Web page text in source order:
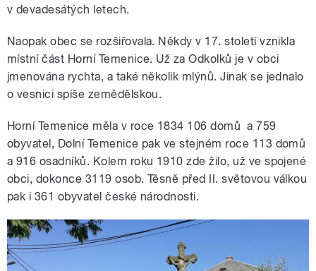
v devadesátých letech.
Naopak obec se rozšiřovala. Někdy v 17. století vznikla
místní část Horní Temenice. Už za Odkolků je v obci
jmenována rychta, a také několik mlýnů. Jinak se jednalo
o vesnici spíše zemědělskou.
Horní Temenice měla v roce 1834 106 domů a 759
obyvatel, Dolní Temenice pak ve stejném roce 113 domů
a 916 osadníků. Kolem roku 1910 zde žilo, už ve spojené
obci, dokonce 3119 osob. Těsně před II. světovou válkou
pak i 361 obyvatel české národnosti.